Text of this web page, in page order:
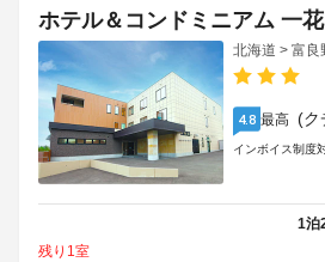
ホテル＆コンドミニアム 一花
北海道 > 富良
4.8 最高 (ク
インボイス制度
1泊
残り1室